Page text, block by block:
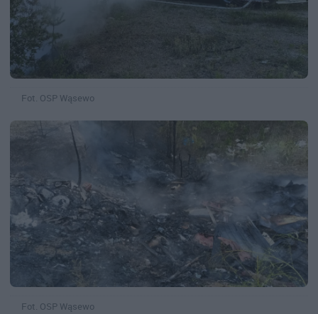
Fot. OSP Wąsewo
Fot. OSP Wąsewo